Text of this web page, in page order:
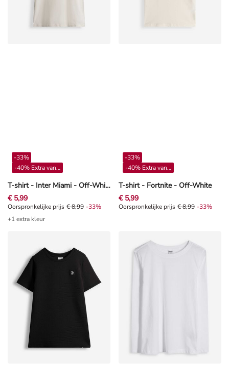
T-shirt - Inter Miami - Off-White
-33%
-40% Extra vanaf 4**
€ 5,99
Oorspronkelijke prijs € 8,99, Korting -33%
Oorspronkelijke prijs € 8,99 -33%
+1 extra kleur
T-shirt - Fortnite - Off-White
-33%
-40% Extra vanaf 4**
€ 5,99
Oorspronkelijke prijs € 8,99,
Oorspronkelijke prijs € 8,99 -33%